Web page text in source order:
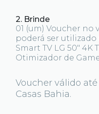
2. Brinde
01 (um) Voucher no
poderá ser utilizado
Smart TV LG 50″ 4K
Otimizador de
Voucher válido até
Casas Bahia.